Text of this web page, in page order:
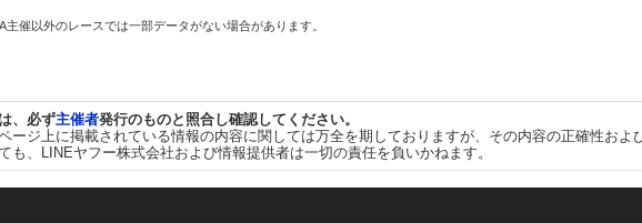
催以外のレースでは一部データがない場合があります。
、必ず主催者発行のものと照合し確認してください。
ージ上に掲載されている情報の内容に関しては万全を期しておりますが、その内容の正確性お
も、LINEヤフー株式会社および情報提供者は一切の責任を負いかねます。